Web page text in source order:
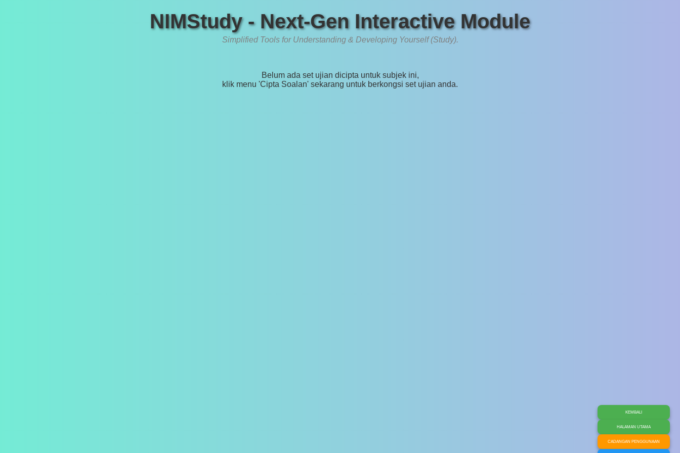
NIMStudy - Next-Gen Interactive Module
Simplified Tools for Understanding & Developing Yourself (Study).
Belum ada set ujian dicipta untuk subjek ini,
klik menu 'Cipta Soalan' sekarang untuk berkongsi set ujian anda.
KEMBALI
HALAMAN UTAMA
CADANGAN PENGGUNAAN